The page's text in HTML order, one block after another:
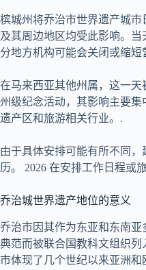
槟城州将乔治市世界遗产城
及其周边地区均受此影响。
分地方机构可能会关闭或缩短
在马来西亚其他州属，这一
州级纪念活动，其影响主要
遗产区和旅游相关行业。.
由于具体安排可能有所不同，
历。 2026 在安排工作日程或
乔治城世界遗产地位的意义
乔治市因其作为东亚和东南
典范而被联合国教科文组织
市体现了几个世纪以来亚洲